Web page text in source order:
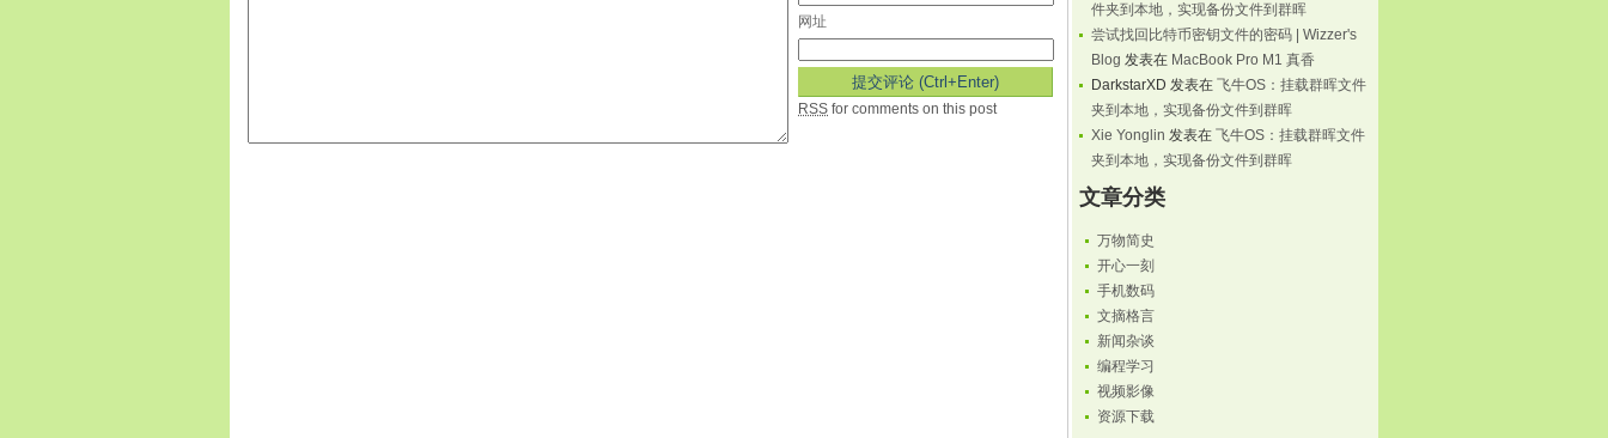
网址
RSS for comments on this post
件夹到本地，实现备份文件到群晖
尝试找回比特币密钥文件的密码 | Wizzer's
Blog 发表在 MacBook Pro M1 真香
DarkstarXD 发表在 飞牛OS：挂载群晖文件
夹到本地，实现备份文件到群晖
Xie Yonglin 发表在 飞牛OS：挂载群晖文件
夹到本地，实现备份文件到群晖
文章分类
万物简史
开心一刻
手机数码
文摘格言
新闻杂谈
编程学习
视频影像
资源下载